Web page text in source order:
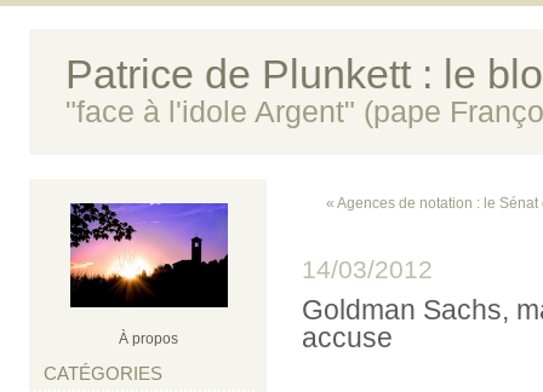
Patrice de Plunkett : le
"face à l'idole Argent" (pape
À propos
CATÉGORIES
« Agences de notation : le
14/03/2012
Goldman Sachs,
accuse